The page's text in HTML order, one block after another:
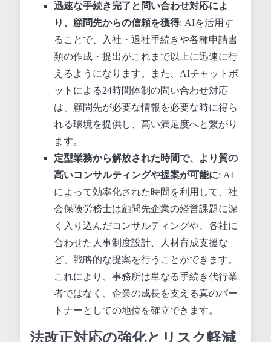
迅速な手続き完了と問い合わせ対応によ
り、顧問先からの信頼を獲得: AIを活用す
ることで、入社・退社手続きや各種申請書
類の作成・提出がこれまで以上に迅速に行
えるようになります。また、AIチャットボ
ットによる24時間体制の問い合わせ対応
は、顧問先が必要な情報を必要な時に得ら
れる環境を提供し、高い満足度へと繋がり
ます。
定型業務から解放された時間で、より質の
高いコンサルティングや提案が可能に: AI
によって効率化された時間を利用して、社
会保険労務士は顧問先企業の経営課題に深
く入り込んだコンサルティングや、各社に
合わせた人事制度設計、人材育成支援な
ど、戦略的な提案を行うことができます。
これにより、事務所は単なる手続き代行業
者ではなく、企業の成長を支える真のパー
トナーとしての地位を確立できます。
法改正対応の強化とリスク軽減